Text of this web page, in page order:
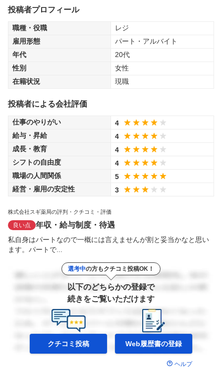
投稿者プロフィール
職種・役職
レジ
雇用形態
パート・アルバイト
年代
20代
性別
女性
在籍状況
現職
投稿者による会社評価
仕事のやりがい
4
給与・昇給
4
成長・教育
4
シフトの自由度
4
職場の人間関係
5
経営・雇用の安定性
3
株式会社スギ薬局の評判・クチコミ・評価
良い点 年収・給与制度・待遇
私自身はパートなので一概には言えませんが割と妥当かなと思い
ます。パートで...
選考中の方もクチコミ投稿OK！
以下のどちらかの登録で
続きをご覧いただけます
クチコミ投稿 Web履歴書の登録
ヘルプ